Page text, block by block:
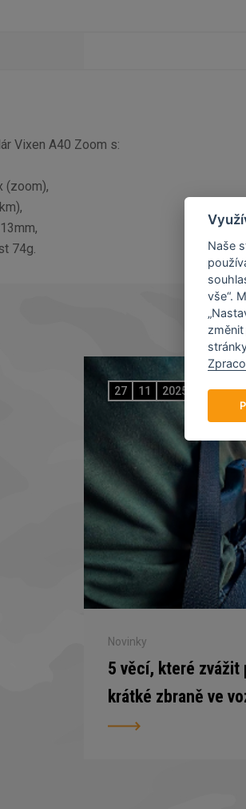
Vixen A40 Zoom s:
(zoom),
74g.
27 11 2025
Novinky
5 věcí, které zvážit
krátké zbraně ve
Naše
vše“.